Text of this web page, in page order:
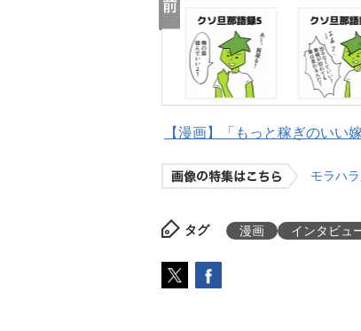
【漫画】「もっと稼ぎのいい
モラハ
タグ 漫画 インタビュ